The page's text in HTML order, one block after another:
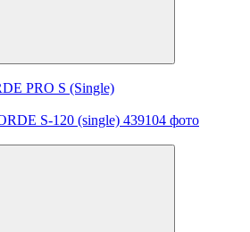
PRO S (Single)